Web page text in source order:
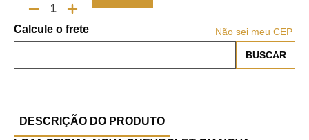
Não sei meu CEP
DESCRIÇÃO DO PRODUTO